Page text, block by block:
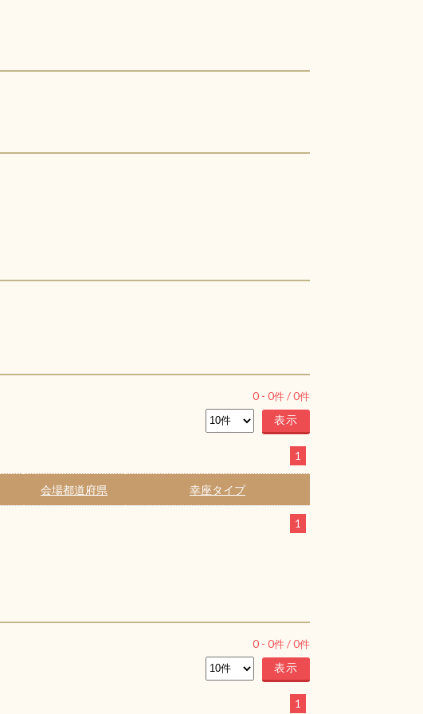
0 - 0件 /0件
1
会場都道府県 幸座タイプ
1
0 - 0件 /0件
1